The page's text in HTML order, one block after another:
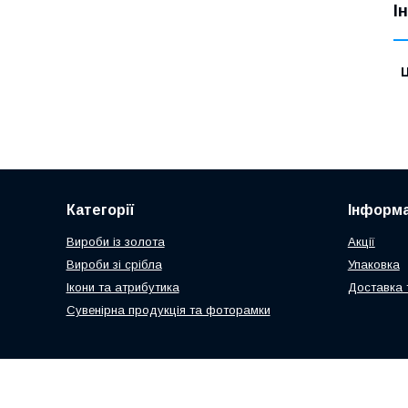
Категорії
Вироби із золота
Вироби зі срібла
Ікони та атрибутика
Сувенірна продукція та фоторамки
Акції
Упаковка
Доставка